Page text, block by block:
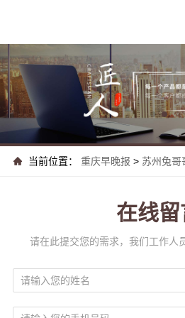
当前位置： 重庆早晚报> 苏州兔哥
在线留
请在此提交您的需求，我们工作人